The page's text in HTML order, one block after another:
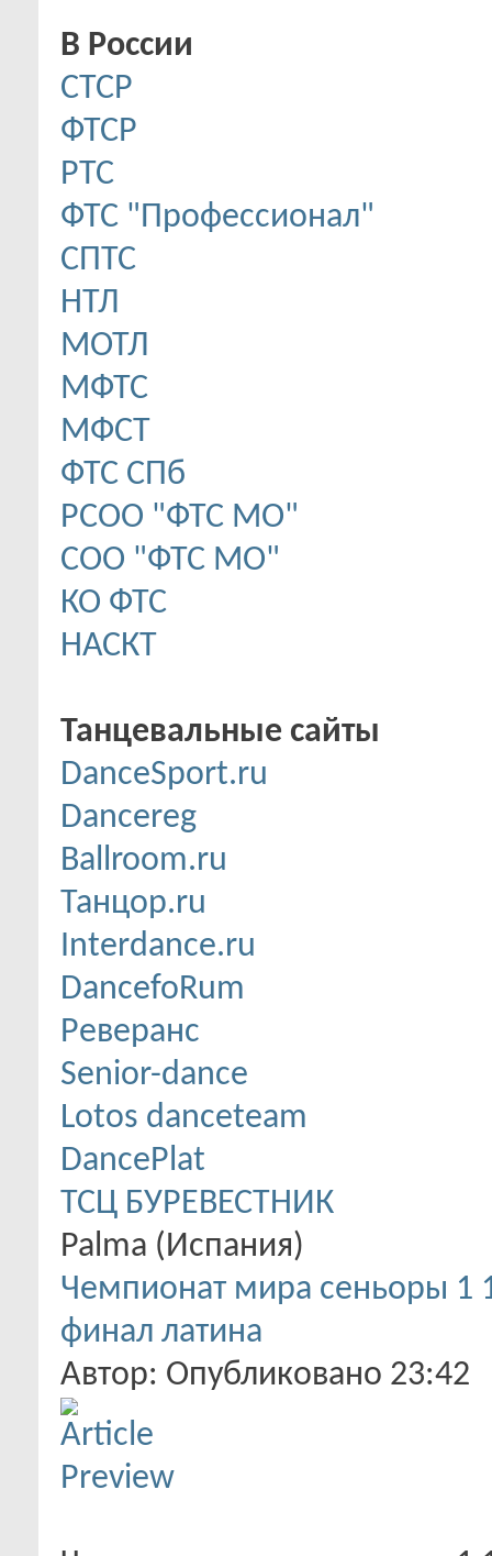
В России
CТСР
ФТСР
РТС
ФТС "Профессионал"
СПТС
НТЛ
МОТЛ
МФТС
МФСТ
ФТС СПб
РСОО "ФТС МО"
СОО "ФТС МО"
КО ФТС
НАСКТ
Танцевальные сайты
DanceSport.ru
Dancereg
Ballroom.ru
Танцор.ru
Interdance.ru
DancefoRum
Реверанс
Senior-dance
Lotos danceteam
DancePlat
ТСЦ БУРЕВЕСТНИК
Palma (Испания)
Чемпионат мира сеньоры 1
финал латина
Автор: Опубликовано